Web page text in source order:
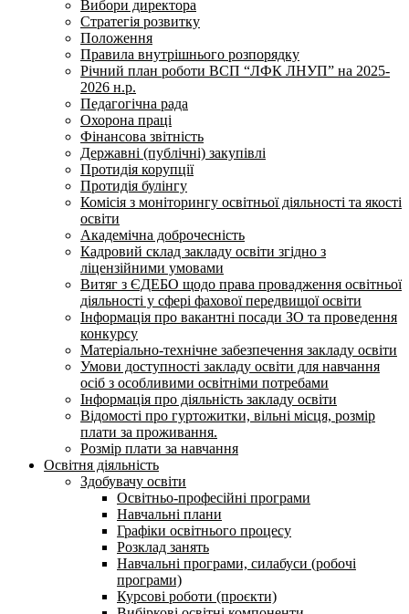
Вибори директора
Стратегія розвитку
Положення
Правила внутрішнього розпорядку
Річний план роботи ВСП “ЛФК ЛНУП” на 2025-
2026 н.р.
Педагогічна рада
Охорона праці
Фінансова звітність
Державні (публічні) закупівлі
Протидія корупції
Протидія булінгу
Комісія з моніторингу освітньої діяльності та якості
освіти
Академічна доброчесність
Кадровий склад закладу освіти згідно з
ліцензійними умовами
Витяг з ЄДЕБО щодо права провадження освітньої
діяльності у сфері фахової передвищої освіти
Інформація про вакантні посади ЗО та проведення
конкурсу
Матеріально-технічне забезпечення закладу освіти
Умови доступності закладу освіти для навчання
осіб з особливими освітніми потребами
Інформація про діяльність закладу освіти
Відомості про гуртожитки, вільні місця, розмір
плати за проживання.
Розмір плати за навчання
Освітня діяльність
Здобувачу освіти
Освітньо-професійні програми
Навчальні плани
Графіки освітнього процесу
Розклад занять
Навчальні програми, силабуси (робочі
програми)
Курсові роботи (проєкти)